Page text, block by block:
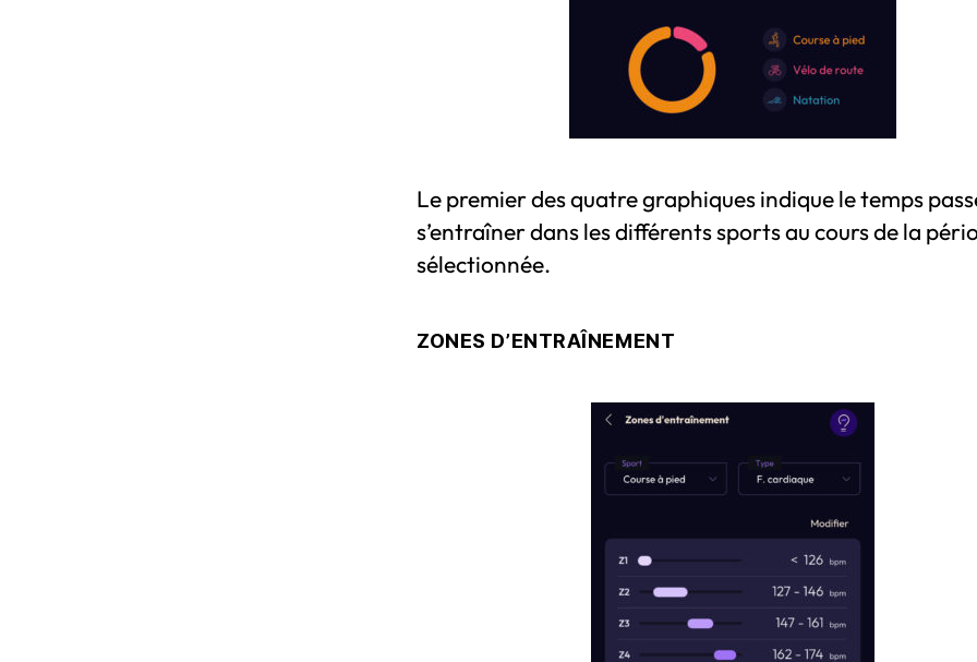
Le premier des quatre graphiques indique le temps
s’entraîner dans les différents sports au cours de la
sélectionnée.
ZONES D’ENTRAÎNEMENT